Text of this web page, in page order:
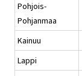
Pohjois-
Pohjanmaa
Kainuu
Lappi